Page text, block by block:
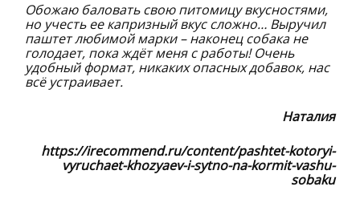
Обожаю баловать свою питомицу вкусностями,
но учесть ее капризный вкус сложно… Выручил
паштет любимой марки – наконец собака не
голодает, пока ждёт меня с работы! Очень
удобный формат, никаких опасных добавок, нас
всё устраивает.
Наталия
https://irecommend.ru/content/pashtet-kotoryi-
vyruchaet-khozyaev-i-sytno-na-kormit-vashu-
sobaku